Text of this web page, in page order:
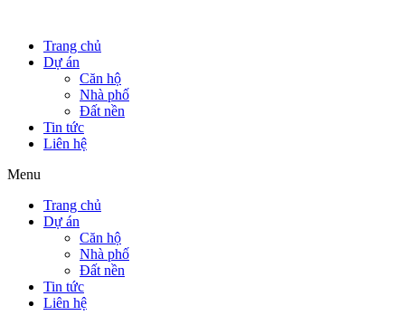
Trang chủ
Dự án
Căn hộ
Nhà phố
Đất nền
Tin tức
Liên hệ
Menu
Trang chủ
Dự án
Căn hộ
Nhà phố
Đất nền
Tin tức
Liên hệ